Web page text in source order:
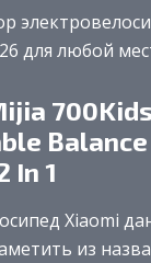
для любой
Balance
In 1
Xiaomi
из